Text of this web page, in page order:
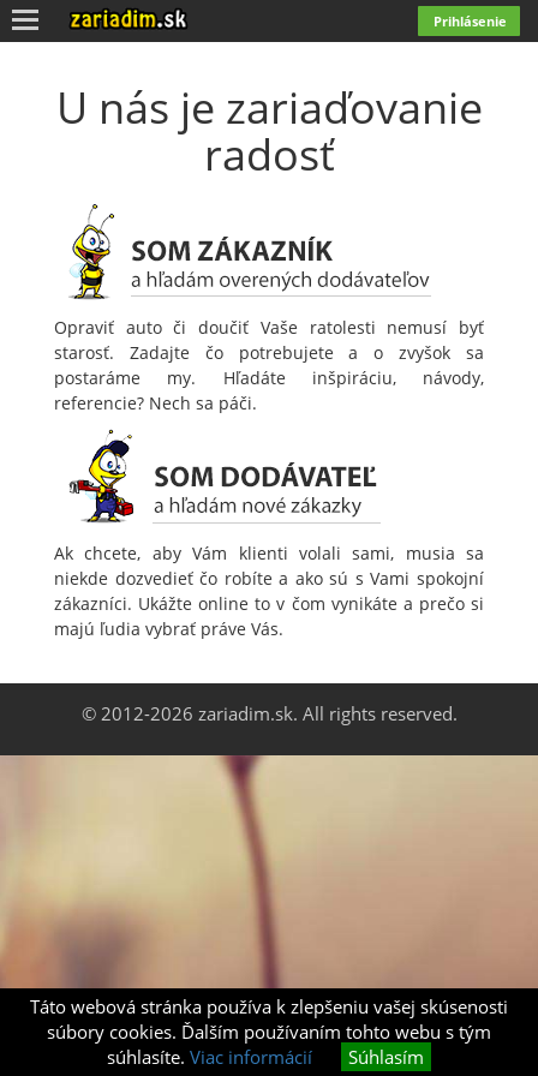
Prihlásenie
Toggle
navigation
U nás je zariaďovanie
radosť
Opraviť auto či doučiť Vaše ratolesti nemusí byť
starosť. Zadajte čo potrebujete a o zvyšok sa
postaráme my. Hľadáte inšpiráciu, návody,
referencie? Nech sa páči.
Ak chcete, aby Vám klienti volali sami, musia sa
niekde dozvedieť čo robíte a ako sú s Vami spokojní
zákazníci. Ukážte online to v čom vynikáte a prečo si
majú ľudia vybrať práve Vás.
© 2012-2026 zariadim.sk. All rights reserved.
Táto webová stránka používa k zlepšeniu vašej skúsenosti
súbory cookies. Ďalším používaním tohto webu s tým
súhlasíte. Viac informácií Súhlasím